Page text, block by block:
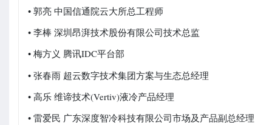
• 郭亮 中国信通院云大所总工程师
• 李棒 深圳昂湃技术股份有限公司技术总监
• 梅方义 腾讯IDC平台部
• 张春雨 超云数字技术集团方案与生态总经理
• 高乐 维谛技术(Vertiv)液冷产品经理
• 雷爱民 广东深度智冷科技有限公司市场及产品副总经理